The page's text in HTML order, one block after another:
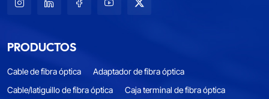
PRODUCTOS
Cable de fibra óptica
Adaptador de fibra óptica
Cable/latiguillo de fibra óptica
Caja terminal de fibra óptica